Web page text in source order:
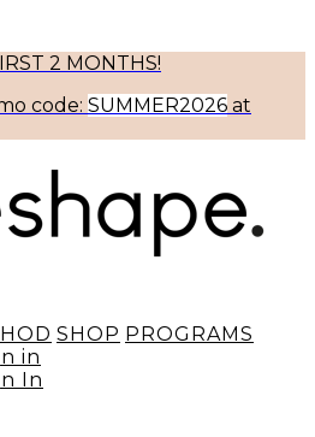
2 MONTHS!
code: SUMMER2026 at
SHOP PROGRAMS
in
In